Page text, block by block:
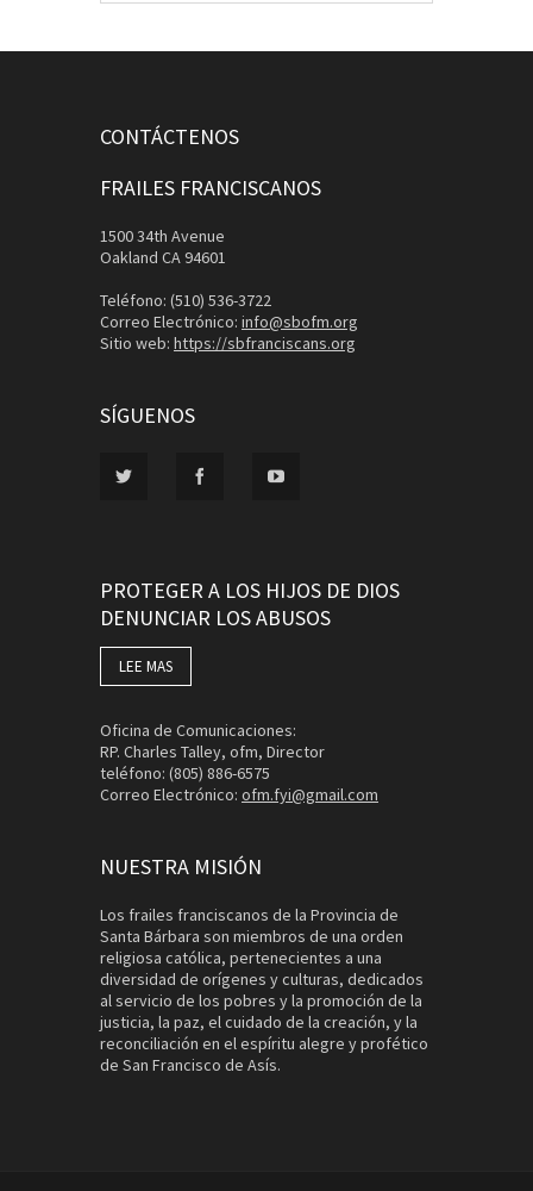
CONTÁCTENOS
FRAILES FRANCISCANOS
1500 34th Avenue
Oakland CA 94601
Teléfono: (510) 536-3722
Correo Electrónico: info@sbofm.org
Sitio web: https://sbfranciscans.org
SÍGUENOS
PROTEGER A LOS HIJOS DE DIOS
DENUNCIAR LOS ABUSOS
LEE MAS
Oficina de Comunicaciones:
RP. Charles Talley, ofm, Director
teléfono: (805) 886-6575
Correo Electrónico: ofm.fyi@gmail.com
NUESTRA MISIÓN
Los frailes franciscanos de la Provincia de
Santa Bárbara son miembros de una orden
religiosa católica, pertenecientes a una
diversidad de orígenes y culturas, dedicados
al servicio de los pobres y la promoción de la
justicia, la paz, el cuidado de la creación, y la
reconciliación en el espíritu alegre y profético
de San Francisco de Asís.